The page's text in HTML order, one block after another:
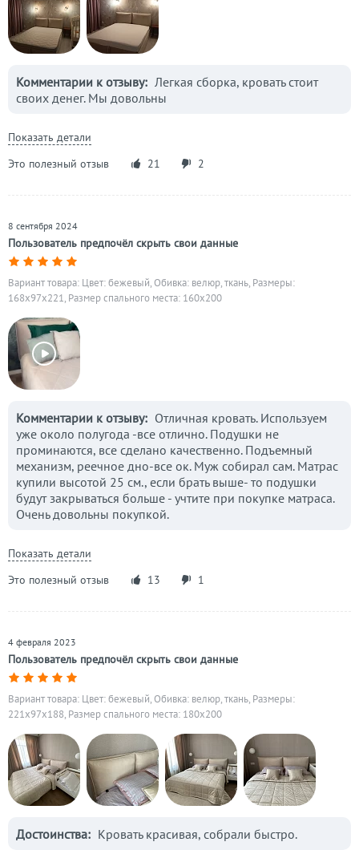
Комментарии к отзыву: Легкая сборка, кровать стоит
своих денег. Мы довольны
Показать детали
Это полезный отзыв
21 2
Пользователь предпочёл скрыть свои данные
8 сентября 2024
Вариант товара: Цвет: бежевый, Обивка: велюр, ткань, Размеры:
168x97x221, Размер спального места: 160х200
Комментарии к отзыву: Отличная кровать. Используем
уже около полугода -все отлично. Подушки не
проминаются, все сделано качественно. Подъемный
механизм, реечное дно-все ок. Муж собирал сам. Матрас
купили высотой 25 см., если брать выше- то подушки
будут закрываться больше - учтите при покупке матраса.
Очень довольны покупкой.
Показать детали
Это полезный отзыв
13 1
Пользователь предпочёл скрыть свои данные
4 февраля 2023
Вариант товара: Цвет: бежевый, Обивка: велюр, ткань, Размеры:
221x97x188, Размер спального места: 180х200
Достоинства: Кровать красивая, собрали быстро.